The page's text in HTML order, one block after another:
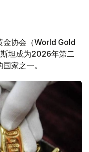
金协会（World Gold
坦成为2026年第二
家之一。